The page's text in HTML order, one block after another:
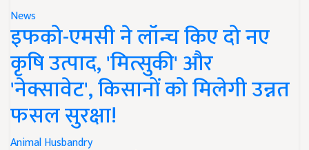
News
इफको-एमसी ने लॉन्च किए दो नए
कृषि उत्पाद, 'मित्सुकी' और
'नेक्सावेट', किसानों को मिलेगी उन्नत
फसल सुरक्षा!
Animal Husbandry